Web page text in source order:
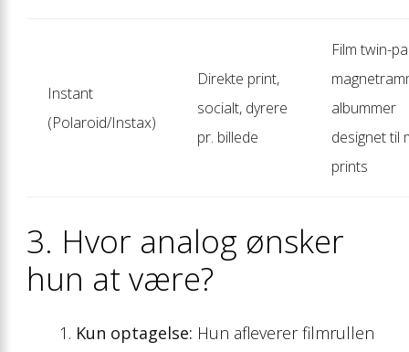
Instant
(Polaroid/Instax)
Direkte print,
socialt, dyrere
pr. billede
Film twin-
albummer
designet til
prints
3. Hvor analog ønsker
hun at være?
Kun optagelse: Hun afleverer filmrullen